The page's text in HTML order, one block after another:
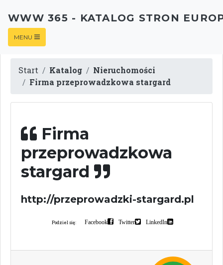
WWW 365 - KATALOG STRON
MENU
Start Katalog
Nieruchomości
Firma przeprowadzkowa stargard
Firma
przeprowadzkowa
stargard
http://przeprowadzki-stargard.pl
Podziel się: Facebook Twitter LinkedIn